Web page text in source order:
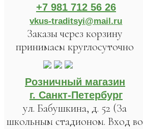
+7 981 712 56 26
vkus-traditsyi@mail.ru
Заказы через корзину
принимаем круглосуточно
Розничный магазин
г. Санкт-Петербург
ул. Бабушкина, д. 52 (За
школьным стадионом. Вход во